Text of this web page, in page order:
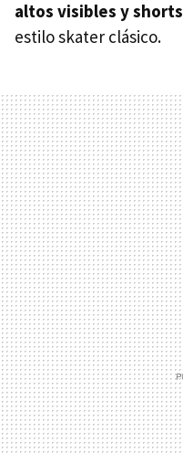
altos visibles y shorts
estilo skater clásico.